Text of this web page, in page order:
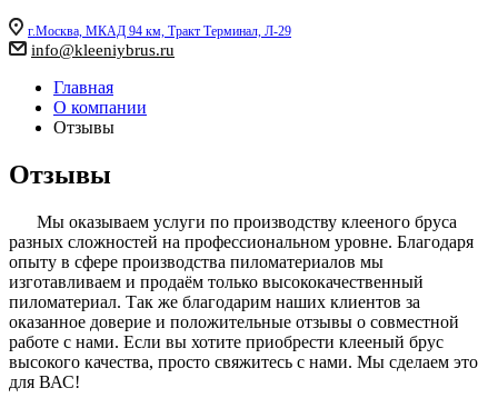
г.Москва, МКАД 94 км, Тракт Терминал, Л-29
info@kleeniybrus.ru
Главная
О компании
Отзывы
Отзывы
Мы оказываем услуги по производству клееного бруса
разных сложностей на профессиональном уровне. Благодаря
опыту в сфере производства пиломатериалов мы
изготавливаем и продаём только высококачественный
пиломатериал. Так же благодарим наших клиентов за
оказанное доверие и положительные отзывы о совместной
работе с нами. Если вы хотите приобрести клееный брус
высокого качества, просто свяжитесь с нами. Мы сделаем это
для ВАС!